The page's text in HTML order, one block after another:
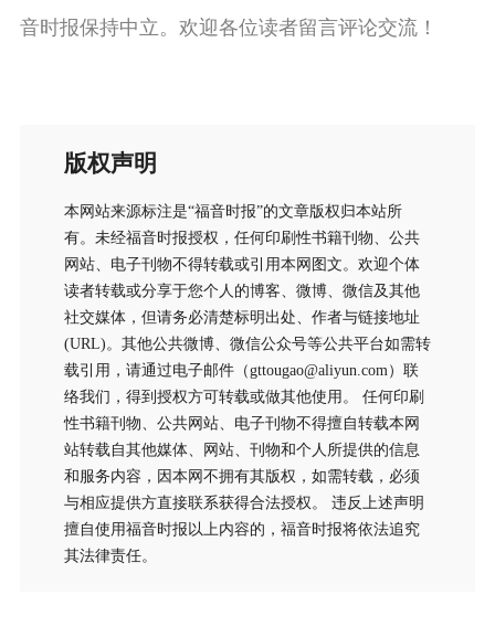
音时报保持中立。欢迎各位读者留言评论交流！
版权声明
本网站来源标注是“福音时报”的文章版权归本站所
有。未经福音时报授权，任何印刷性书籍刊物、公共
网站、电子刊物不得转载或引用本网图文。欢迎个体
读者转载或分享于您个人的博客、微博、微信及其他
社交媒体，但请务必清楚标明出处、作者与链接地址
(URL)。其他公共微博、微信公众号等公共平台如需转
载引用，请通过电子邮件（gttougao@aliyun.com）联
络我们，得到授权方可转载或做其他使用。 任何印刷
性书籍刊物、公共网站、电子刊物不得擅自转载本网
站转载自其他媒体、网站、刊物和个人所提供的信息
和服务内容，因本网不拥有其版权，如需转载，必须
与相应提供方直接联系获得合法授权。 违反上述声明
擅自使用福音时报以上内容的，福音时报将依法追究
其法律责任。